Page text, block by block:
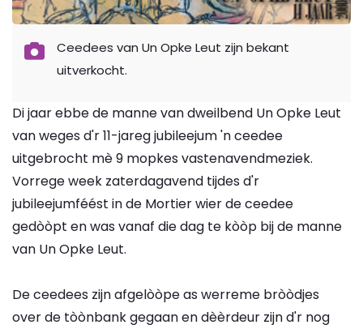
Ceedees van Un Opke Leut zijn bekant
uitverkocht.
Di jaar ebbe de manne van dweilbend Un Opke Leut
van weges d'r 11-jareg jubileejum 'n ceedee
uitgebrocht mè 9 mopkes vastenavendmeziek.
Vorrege week zaterdagavend tijdes d'r
jubileejumféést in de Mortier wier de ceedee
gedòòpt en was vanaf die dag te kòòp bij de manne
van Un Opke Leut.
De ceedees zijn afgelòòpe as werreme bròòdjes
over de tòònbank gegaan en dèèrdeur zijn d'r nog